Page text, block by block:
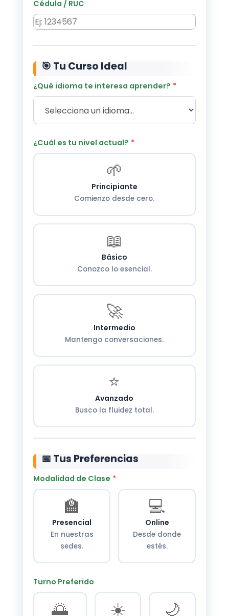
Cédula / RUC
🎯 Tu Curso Ideal
¿Qué idioma te interesa aprender?
¿Cuál es tu nivel actual?
🌱
Principiante
Comienzo desde cero.
📖
Básico
Conozco lo esencial.
🚀
Intermedio
Mantengo conversaciones.
⭐
Avanzado
Busco la fluidez total.
📅 Tus Preferencias
Modalidad de Clase
🏫
Presencial
En nuestras
sedes.
💻
Online
Desde donde
estés.
Turno Preferido
🌅 ☀️ 🌙